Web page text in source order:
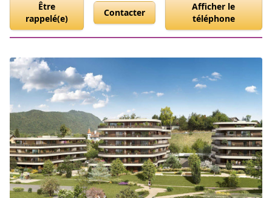
Être
rappelé(e)
Contacter
Afficher le
téléphone